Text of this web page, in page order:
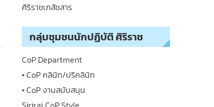
ศิริราชเภสัชสาร
กลุ่มชุมชนนักปฏิบัติ ศิริราช
CoP Department
• CoP คลินิก/ปริคลินิก
• CoP งานสนับสนุน